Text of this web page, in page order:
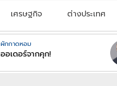
เศรษฐกิจ ต่างประเทศ
ผักกาดหอม
ออเดอร์จากคุก!